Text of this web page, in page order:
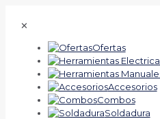
✕
Ofertas
Accesorios
Combos
Soldadura